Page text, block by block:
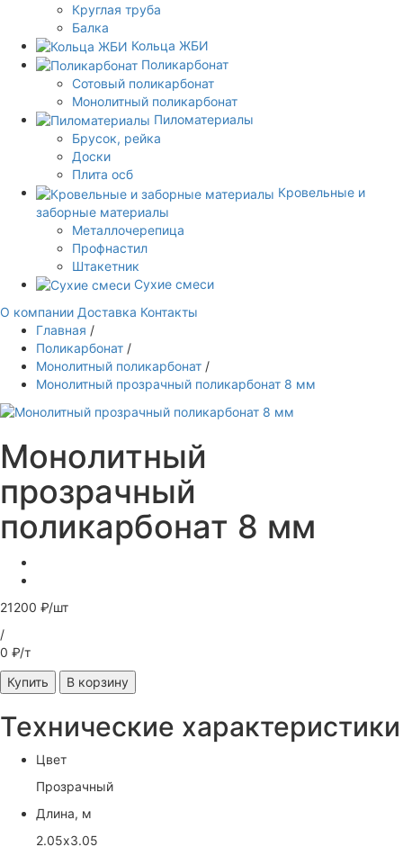
Круглая труба
Балка
Кольца ЖБИ
Поликарбонат
Сотовый поликарбонат
Монолитный поликарбонат
Пиломатериалы
Брусок, рейка
Доски
Плита осб
Кровельные и
заборные материалы
Металлочерепица
Профнастил
Штакетник
Сухие смеси
О компании Доставка Контакты
Главная /
Поликарбонат /
Монолитный поликарбонат /
Монолитный прозрачный поликарбонат 8 мм
Монолитный
прозрачный
поликарбонат 8 мм
21200 ₽/шт
/
0 ₽/т
Купить
В корзину
Технические характеристики
Цвет
Прозрачный
Длина, м
2.05х3.05